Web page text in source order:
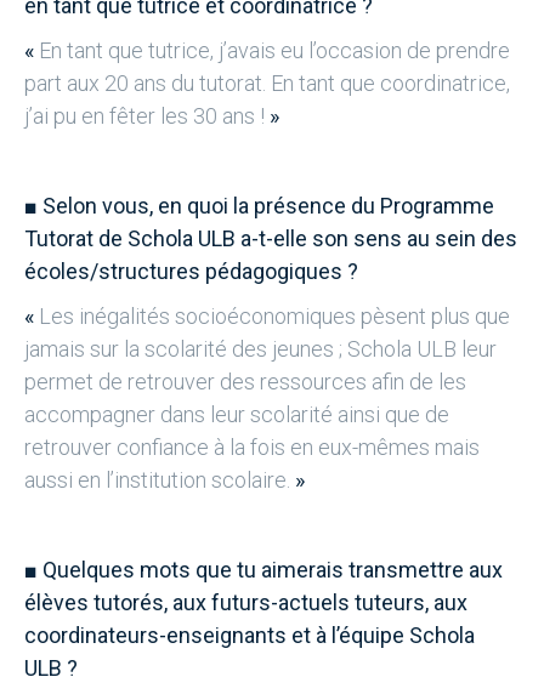
en tant que tutrice et coordinatrice ?
« En tant que tutrice, j’avais eu l’occasion de prendre
part aux 20 ans du tutorat. En tant que coordinatrice,
j’ai pu en fêter les 30 ans ! »
■ Selon vous, en quoi la présence du Programme
Tutorat de Schola ULB a-t-elle son sens au sein des
écoles/structures pédagogiques ?
« Les inégalités socioéconomiques pèsent plus que
jamais sur la scolarité des jeunes ; Schola ULB leur
permet de retrouver des ressources afin de les
accompagner dans leur scolarité ainsi que de
retrouver confiance à la fois en eux-mêmes mais
aussi en l’institution scolaire. »
■ Quelques mots que tu aimerais transmettre aux
élèves tutorés, aux futurs-actuels tuteurs, aux
coordinateurs-enseignants et à l’équipe Schola
ULB ?